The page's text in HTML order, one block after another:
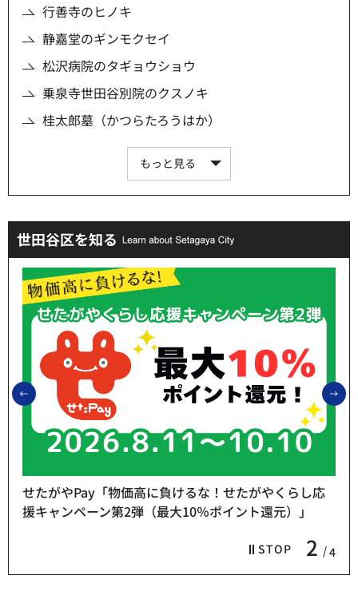
行善寺のヒノキ
静嘉堂のギンモクセイ
松沢病院のタギョウショウ
乗泉寺世田谷別院のクスノキ
桂太郎墓（かつらたろうはか）
もっと見る
世田谷区を知る
前のスライドを表示
STOP 2 4
せたがやPay「物価高に負けるな！せたがやくらし応
援キャンペーン第2弾（最大10％ポイント還元）」